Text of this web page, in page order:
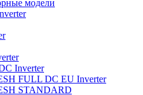
модели
Inverter
FULL DC EU Inverter
STANDARD